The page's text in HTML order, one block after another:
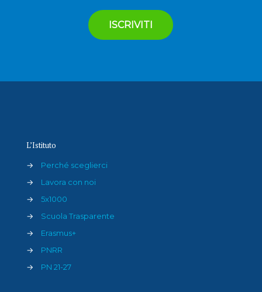
L’Istituto
→
Perché sceglierci
→
Lavora con noi
→
5x1000
→
Scuola Trasparente
→
Erasmus+
→
PNRR
→
PN 21-27